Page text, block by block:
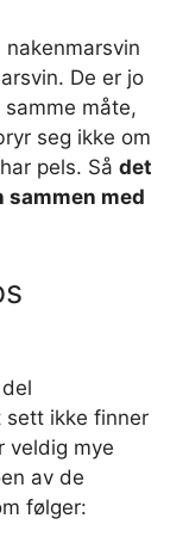
De er jo
måte,
seg ikke om
pels. Så det
sammen med
sett ikke finner
veldig mye
av de
følger: